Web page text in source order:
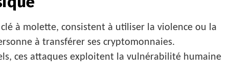
à molette, consistent à utiliser la violence ou la
à transférer ses cryptomonnaies.
ces attaques exploitent la vulnérabilité humaine